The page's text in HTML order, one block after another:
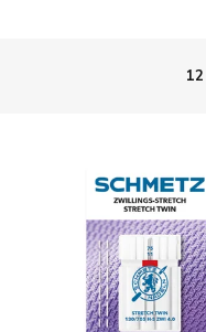
12